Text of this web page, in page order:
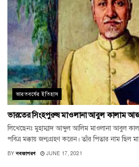
ভারতবর্ষের ইতিহাস
ভারতের সিংহপুরুষ মাওলানা আবুল কালাম
লিখেছেনঃ মুহাম্মাদ আব্দুল আলিম মাওলানা আবুল
পবিত্র মক্কায় জন্মগ্রহণ করেন। তাঁর পিতার নাম ছিল
BY নবজাগরণ JUNE 17, 2021